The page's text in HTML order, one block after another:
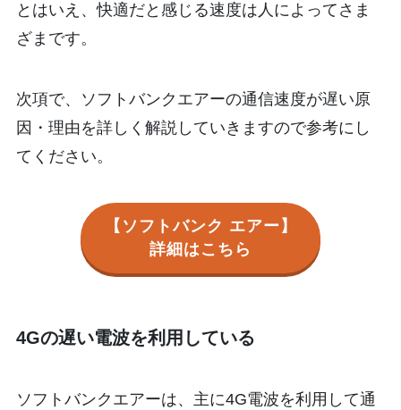
とはいえ、快適だと感じる速度は人によってさま
ざまです。
次項で、ソフトバンクエアーの通信速度が遅い原
因・理由を詳しく解説していきますので参考にし
てください。
【ソフトバンク エアー】
詳細はこちら
4Gの遅い電波を利用している
ソフトバンクエアーは、主に4G電波を利用して通